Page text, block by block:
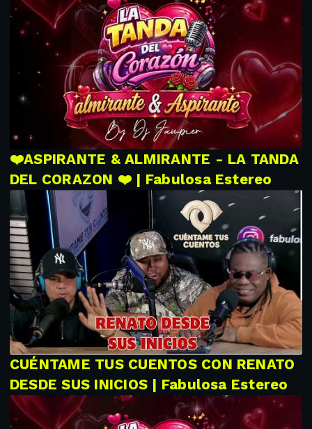
❤️ASPIRANTE & ALMIRANTE - LA TANDA
DEL CORAZON ❤️ | Fabulosa Estereo
CUÉNTAME TUS CUENTOS CON RENATO
DESDE SUS INICIOS | Fabulosa Estereo